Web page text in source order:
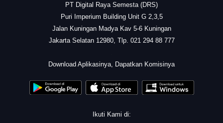
PT Digital Raya Semesta (DRS)
Puri Imperium Building Unit G 2,3,5
Jalan Kuningan Madya Kav 5-6 Kuningan
Jakarta Selatan 12980, Tlp. 021 294 88 777
Download Aplikasinya, Dapatkan Komisinya
Ikuti Kami di: